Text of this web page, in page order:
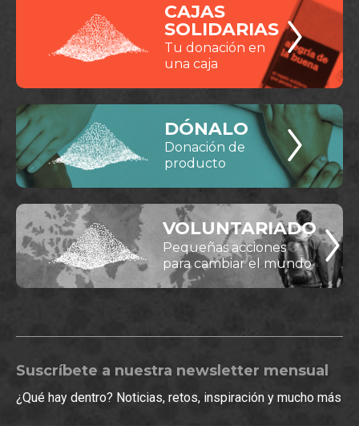
CAJAS
SOLIDARIAS
Tu donación en
una caja
DÓNALO
Donación de
producto
VOLUNTARIADO
Pequeñas acciones
para cambiar el mundo
Suscríbete a nuestra newsletter mensual
¿Qué hay dentro? Noticias, retos, inspiración y mucho más